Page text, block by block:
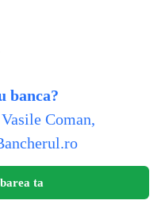
banca?
Coman,
ta